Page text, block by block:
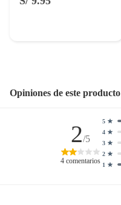
Opiniones de este producto
2/5
4 comentarios 1
2
3
4
5